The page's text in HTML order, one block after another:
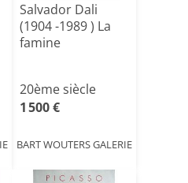
Salvador Dali
(1904 -1989 ) La
famine
20ème siècle
1 500 €
BART WOUTERS GALERIE